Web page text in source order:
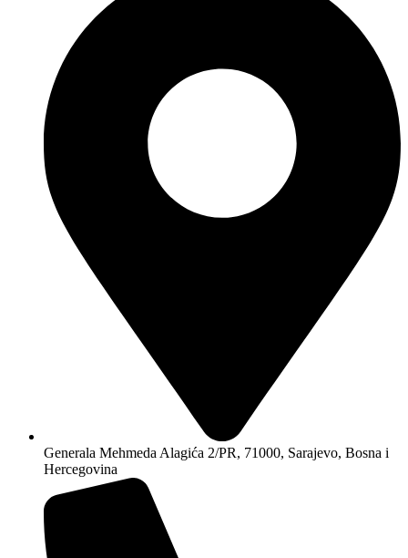
Generala Mehmeda Alagića 2/PR, 71000, Sarajevo, Bosna i
Hercegovina